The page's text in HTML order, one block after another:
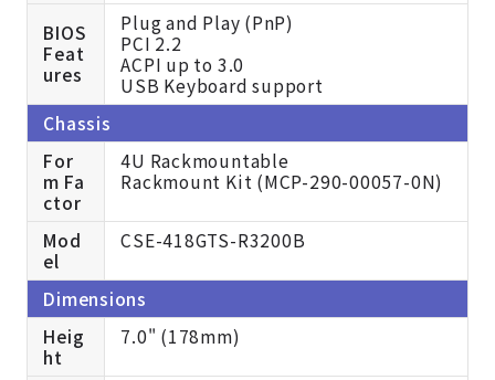
BIOS
Feat
ures
Plug and Play (PnP)
PCI 2.2
ACPI up to 3.0
USB Keyboard support
Chassis
For
m Fa
ctor
4U Rackmountable
Rackmount Kit (MCP-290-00057-0N)
Mod
el
CSE-418GTS-R3200B
Dimensions
Heig
ht
7.0" (178mm)